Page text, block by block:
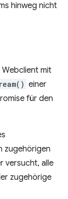
hinweg nicht
mit
einer
für den
zugehörigen
versucht, alle
zugehörige